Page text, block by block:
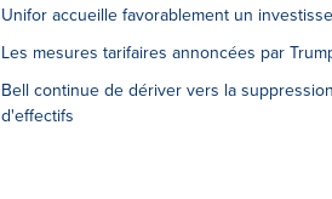
Unifor accueille favorablement un
Les mesures tarifaires annoncées par
Bell continue de dériver vers la
d'effectifs